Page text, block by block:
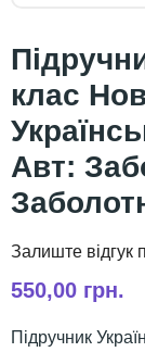
клас
Авт:
550,00 грн.
Підручник